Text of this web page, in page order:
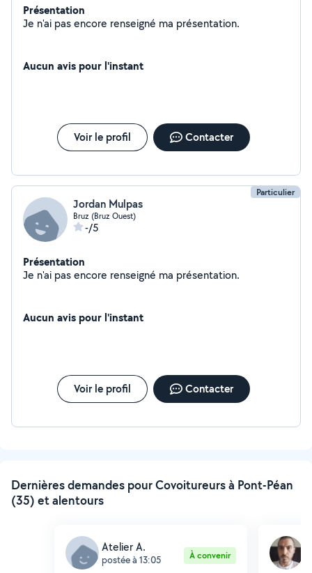
Présentation
Je n'ai pas encore renseigné ma présentation.
Aucun avis pour l'instant
Voir le profil Contacter
Particulier
Jordan Mulpas
Bruz (Bruz Ouest)
-/5
Présentation
Je n'ai pas encore renseigné ma présentation.
Aucun avis pour l'instant
Voir le profil Contacter
Dernières demandes pour Covoitureurs à Pont-Péan
(35) et alentours
Atelier A.
postée à 13:05 À convenir